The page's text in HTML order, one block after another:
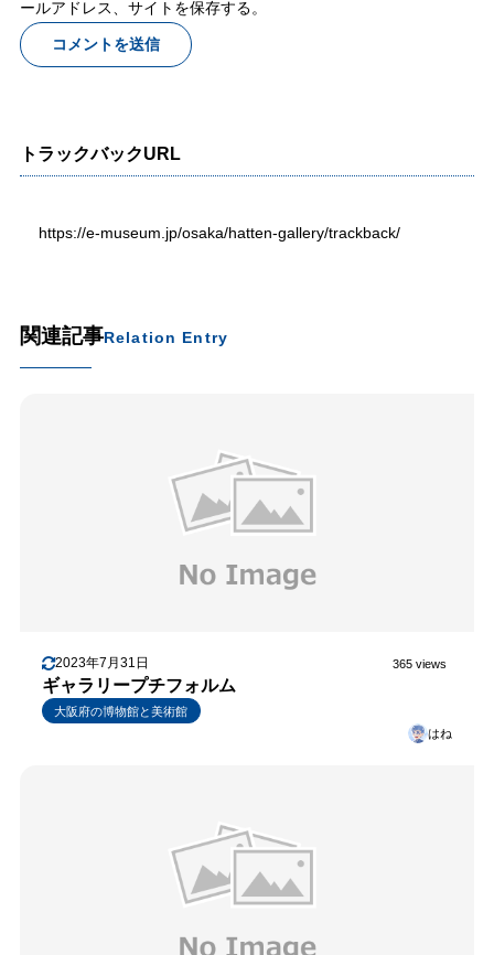
ールアドレス、サイトを保存する。
トラックバックURL
https://e-museum.jp/osaka/hatten-gallery/trackback/
関連記事Relation Entry
2023年7月31日 365 views
ギャラリープチフォルム
大阪府の博物館と美術館
はね